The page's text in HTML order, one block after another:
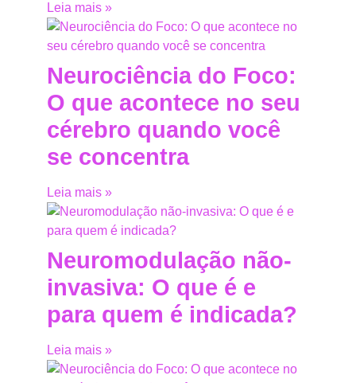
Leia mais »
Neurociência do Foco:
O que acontece no seu
cérebro quando você
se concentra
Leia mais »
Neuromodulação não-
invasiva: O que é e
para quem é indicada?
Leia mais »